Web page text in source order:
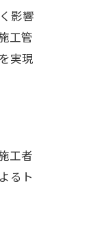
影響
工管
実現
工者
るト